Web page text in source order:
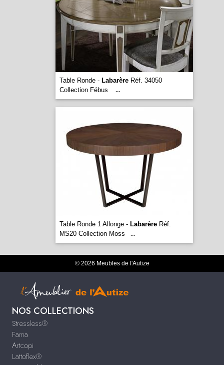
Table Ronde - LabarèreRéf. 34050
Collection Fébus
...
Table Ronde 1 Allonge - LabarèreRéf.
MS20 Collection Moss
...
© 2026 Meubles de l'Autize
NOS COLLECTIONS
Stressless®
Fama
Artcopi
Lattoflex®